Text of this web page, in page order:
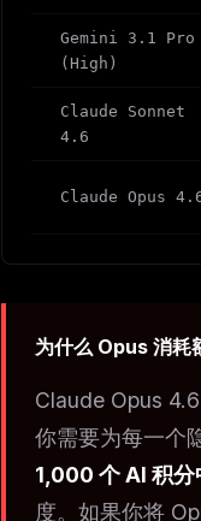
Gemini 3.1 Pro
(High)
Claude Sonnet
4.6
Claude Opus
为什么 Opus 消耗
Claude Opus
你需要为每一个
1,000 个 AI 积
度。如果你将